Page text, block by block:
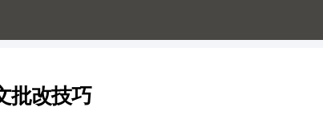
批改技巧